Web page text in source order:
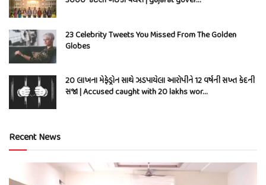
23 Celebrity Tweets You Missed From The Golden
Globes
20 લાખના મેફેડ્રોન સાથે ઝડપાયેલા આરોપીને 12 વર્ષની સખ્ત કેદની
સજા | Accused caught with 20 lakhs wor…
Recent News